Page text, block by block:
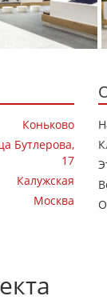
Коньково
Бутлерова,
17
Калужская
Москва